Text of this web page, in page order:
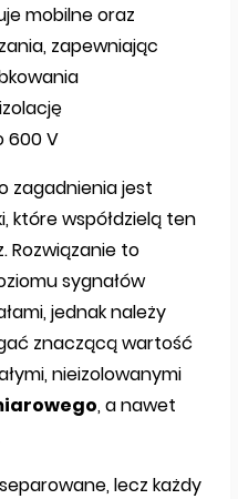
mobilne oraz
zapewniając
600 V
zagadnienia jest
które współdzielą ten
Rozwiązanie to
sygnałów
jednak należy
znaczącą wartość
nieizolowanymi
, a nawet
lecz każdy